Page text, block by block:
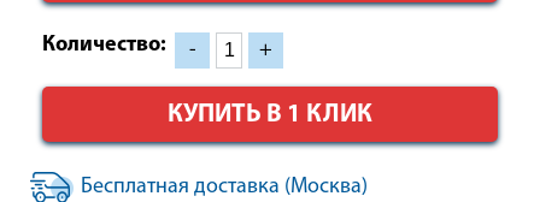
Количество: - +
КУПИТЬ В 1 КЛИК
Бесплатная доставка (Москва)